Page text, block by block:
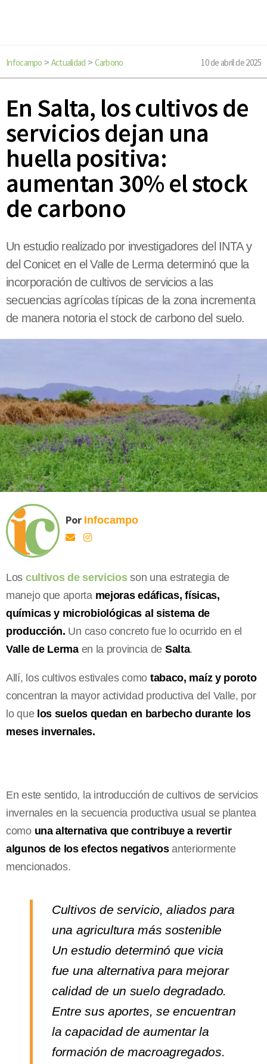
Infocampo > Actualidad > Carbono 10 de abril de 2025
En Salta, los cultivos de
servicios dejan una
huella positiva:
aumentan 30% el stock
de carbono
Un estudio realizado por investigadores del INTA y
del Conicet en el Valle de Lerma determinó que la
incorporación de cultivos de servicios a las
secuencias agrícolas típicas de la zona incrementa
de manera notoria el stock de carbono del suelo.
Por Infocampo
Los cultivos de serviciosson una estrategia de
manejo que aporta mejoras edáficas, físicas,
químicas y microbiológicas al sistema de
producción. Un caso concreto fue lo ocurrido en el
Valle de Lermaen la provincia de Salta.
Allí, los cultivos estivales como tabaco, maíz y poroto
concentran la mayor actividad productiva del Valle, por
lo que los suelos quedan en barbecho durante los
meses invernales.
En este sentido, la introducción de cultivos de servicios
invernales en la secuencia productiva usual se plantea
como una alternativa que contribuye a revertir
algunos de los efectos negativosanteriormente
mencionados.
Cultivos de servicio, aliados para
una agricultura más sostenible
Un estudio determinó que vicia
fue una alternativa para mejorar
calidad de un suelo degradado.
Entre sus aportes, se encuentran
la capacidad de aumentar la
formación de macroagregados.